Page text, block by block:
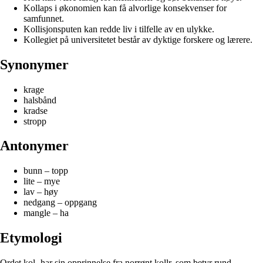
Kollaps i økonomien kan få alvorlige konsekvenser for
samfunnet.
Kollisjonsputen kan redde liv i tilfelle av en ulykke.
Kollegiet på universitetet består av dyktige forskere og lærere.
Synonymer
krage
halsbånd
kradse
stropp
Antonymer
bunn – topp
lite – mye
lav – høy
nedgang – oppgang
mangle – ha
Etymologi